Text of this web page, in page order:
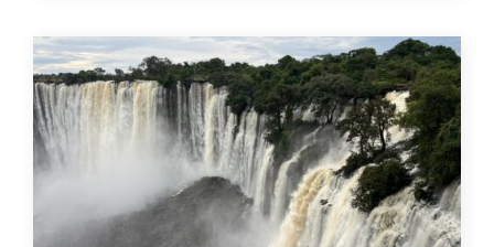
hayas encontrado con que…